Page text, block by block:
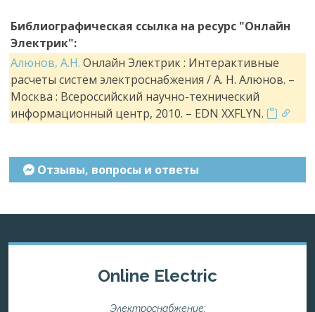
Библиографическая ссылка на ресурс "Онлайн
Электрик":
Алюнов, А.Н. Онлайн Электрик : Интерактивные
расчеты систем электроснабжения / А. Н. Алюнов. –
Москва : Всероссийский научно-технический
информационный центр, 2010. – EDN XXFLYN.
Отзывы, вопросы и ответы
Online Electric
Электроснабжение: